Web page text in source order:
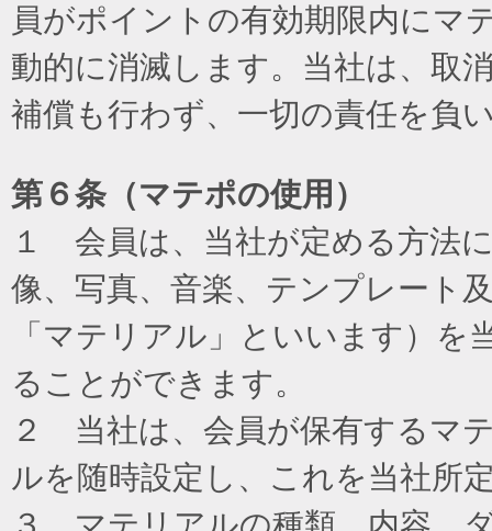
員がポイントの有効期限内にマ
動的に消滅します。当社は、取
補償も行わず、一切の責任を負
第６条（マテポの使用）
１ 会員は、当社が定める方法
像、写真、音楽、テンプレート
「マテリアル」といいます）
ることができます。
２ 当社は、会員が保有するマ
ルを随時設定し、これを当社所